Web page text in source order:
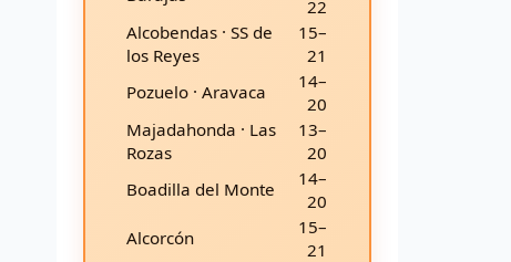
22
Alcobendas · SS de
los Reyes
15–
21
Pozuelo · Aravaca
14–
20
Majadahonda · Las
Rozas
13–
20
Boadilla del Monte
14–
20
Alcorcón
15–
21